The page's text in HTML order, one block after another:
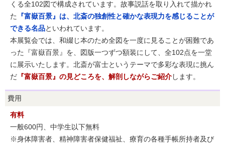
くる全102図で構成されています。故事説話を取り入れて描かれ
た
『富嶽百景』は、北斎の独創性と確かな表現力を感じることが
できる名品といわれています。
本展覧会では、和綴じ本のため全図を一度に見ることが困難であ
った『富嶽百景』を、図版一つずつ額装にして、全102点を一堂
に展示いたします。北斎が富士というテーマで多彩な表現に挑ん
だ 『富嶽百景』の見どころを、解剖しながらご紹介 します。
費用
有料
一般600円、中学生以下無料
※身体障害者、精神障害者保健福祉、療育の各種手帳所持者及び